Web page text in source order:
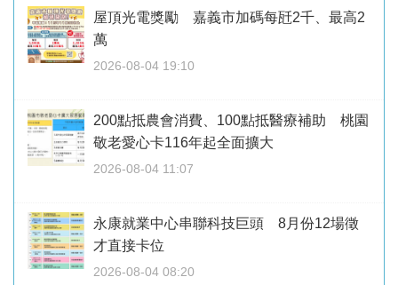
屋頂光電獎勵 嘉義市加碼每瓩2千、最高2
萬
2026-08-04 19:10
200點抵農會消費、100點抵醫療補助 桃園
敬老愛心卡116年起全面擴大
2026-08-04 11:07
永康就業中心串聯科技巨頭 8月份12場徵
才直接卡位
2026-08-04 08:20